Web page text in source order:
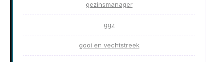
gezinsmanager
ggz
gooi en vechtstreek